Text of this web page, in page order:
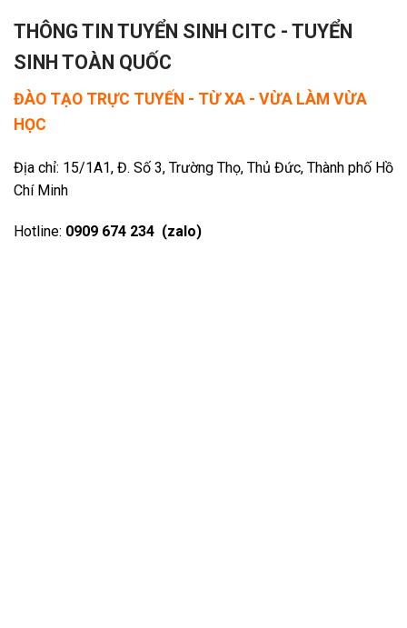
THÔNG TIN TUYỂN SINH CITC - TUYỂN
SINH TOÀN QUỐC
ĐÀO TẠO TRỰC TUYẾN - TỪ XA - VỪA LÀM VỪA
HỌC
Địa chỉ: 15/1A1, Đ. Số 3, Trường Thọ, Thủ Đức, Thành phố Hồ
Chí Minh
Hotline: 0909 674 234 (zalo)